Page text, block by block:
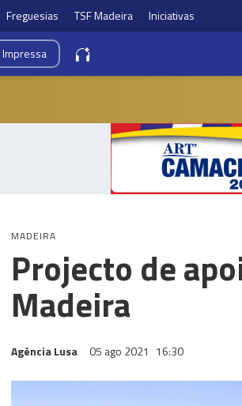
Freguesias TSF Madeira Iniciativas
Impressa
MADEIRA
Projecto de
Madeira
Agência Lusa 05 ago 2021 16:30